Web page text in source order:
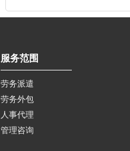
服务范围
劳务派遣
劳务外包
人事代理
管理咨询